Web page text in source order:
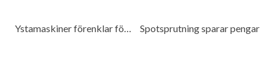
Ystamaskiner förenklar för kunderna Spotsprutning sparar pengar